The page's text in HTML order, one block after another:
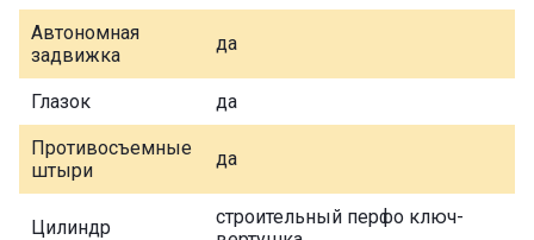
Автономная
задвижка
да
Глазок да
Противосъемные
штыри
да
Цилиндр
строительный перфо ключ-